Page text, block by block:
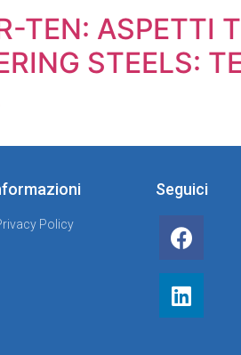
TEN: ASPETTI
STEELS:
Policy
Seguici